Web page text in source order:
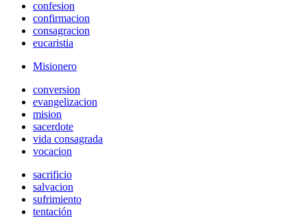
confesion
confirmacion
consagracion
eucaristia
Misionero
conversion
evangelizacion
mision
sacerdote
vida consagrada
vocacion
sacrificio
salvacion
sufrimiento
tentación